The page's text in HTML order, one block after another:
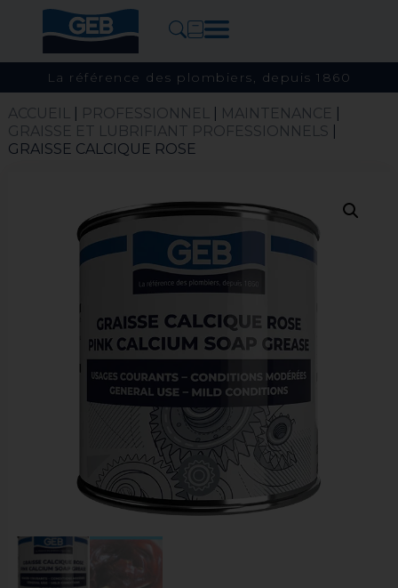
La référence des plombiers, depuis 1860
ACCUEIL| PROFESSIONNEL| MAINTENANCE
GRAISSE ET LUBRIFIANT PROFESSIONNELS
GRAISSE CALCIQUE ROSE